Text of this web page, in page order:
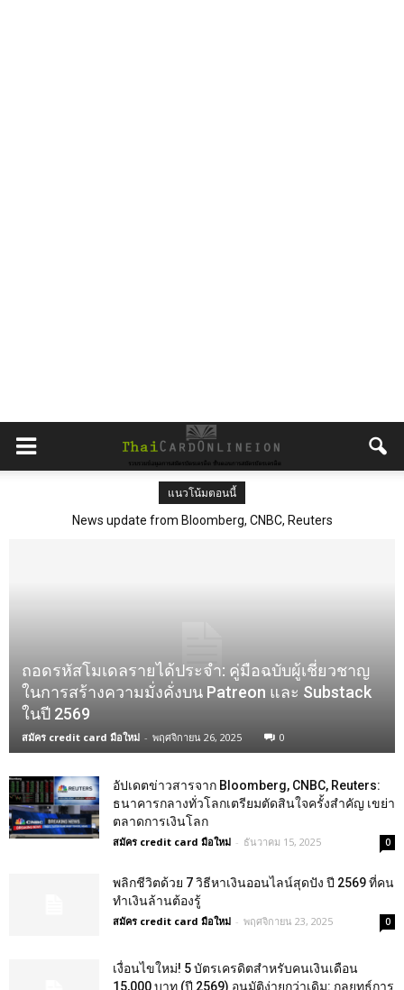
แนวโน้มตอนนี้
News update from Bloomberg, CNBC, Reuters
News update from Bloomberg, CNBC, Reuters
ถอดรหัสโมเดลรายได้ประจำ: คู่มือฉบับผู้เชี่ยวชาญ
ในการสร้างความมั่งคั่งบน Patreon และ Substack
ในปี 2569
สมัคร credit card มือใหม่ - พฤศจิกายน 26, 2025 0
อัปเดตข่าวสารจาก Bloomberg, CNBC, Reuters:
ธนาคารกลางทั่วโลกเตรียมตัดสินใจครั้งสำคัญ เขย่า
ตลาดการเงินโลก
สมัคร credit card มือใหม่ - ธันวาคม 15, 2025 0
พลิกชีวิตด้วย 7 วิธีหาเงินออนไลน์สุดปัง ปี 2569 ที่คน
ทำเงินล้านต้องรู้
สมัคร credit card มือใหม่ - พฤศจิกายน 23, 2025 0
เงื่อนไขใหม่! 5 บัตรเครดิตสำหรับคนเงินเดือน
15,000 บาท (ปี 2569) อนุมัติง่ายกว่าเดิม: กลยุทธ์การ